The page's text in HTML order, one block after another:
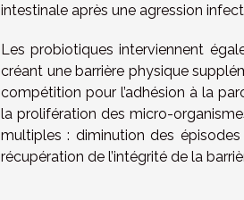
intestinale après une agression
Les probiotiques interviennent
créant une barrière physique
compétition pour l’adhésion à la
la prolifération des micro-
multiples : diminution des
récupération de l’intégrité de la